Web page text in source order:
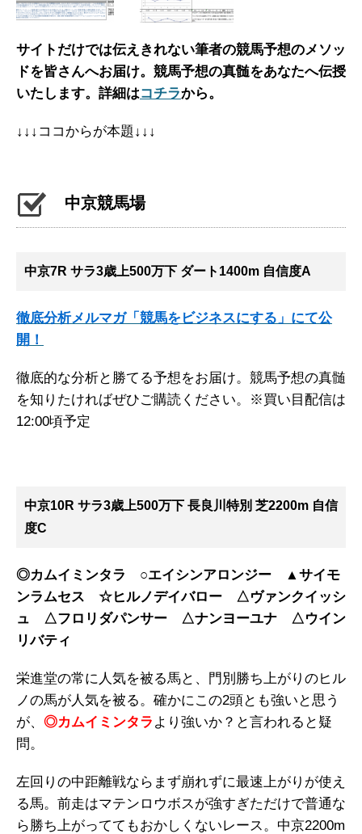
サイトだけでは伝えきれない筆者の競馬予想のメソッ
ドを皆さんへお届け。 競馬予想の真髄をあなたへ伝授
いたします。詳細はコチラから。
↓↓↓ココからが本題↓↓↓
中京競馬場
中京7R サラ3歳上500万下 ダート1400m 自信度A
徹底分析メルマガ「競馬をビジネスにする」にて公
開！
徹底的な分析と勝てる予想をお届け。競馬予想の真髄
を知りたければぜひご購読ください。※買い目配信は
12:00頃予定
中京10R サラ3歳上500万下 長良川特別 芝2200m 自信
度C
◎カムイミンタラ ○エイシンアロンジー ▲サイモ
ンラムセス ☆ヒルノデイバロー △ヴァンクイッシ
ュ △フロリダパンサー △ナンヨーユナ △ウイン
リバティ
栄進堂の常に人気を被る馬と、門別勝ち上がりのヒル
ノの馬が人気を被る。確かにこの2頭とも強いと思う
が、 ◎カムイミンタラ より強いか？と言われると疑
問。
左回りの中距離戦ならまず崩れずに最速上がりが使え
る馬。前走はマテンロウボスが強すぎただけで普通な
ら勝ち上がっててもおかしくないレース。中京2200m